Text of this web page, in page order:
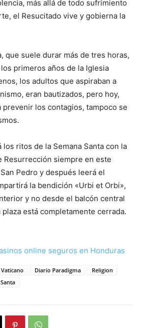
más allá de todo sufrimiento
el Resucitado vive y gobierna la
que suele durar más de tres horas,
primeros años de la Iglesia
los adultos que aspiraban a
eran bautizados, pero hoy,
prevenir los contagios, tampoco se
ritos de la Semana Santa con la
Resurrección siempre en este
Pedro y después leerá el
la bendición «Urbi et Orbi»,
y no desde el balcón central
está completamente cerrada.
online seguros en Honduras
Diario Paradigma
Religion